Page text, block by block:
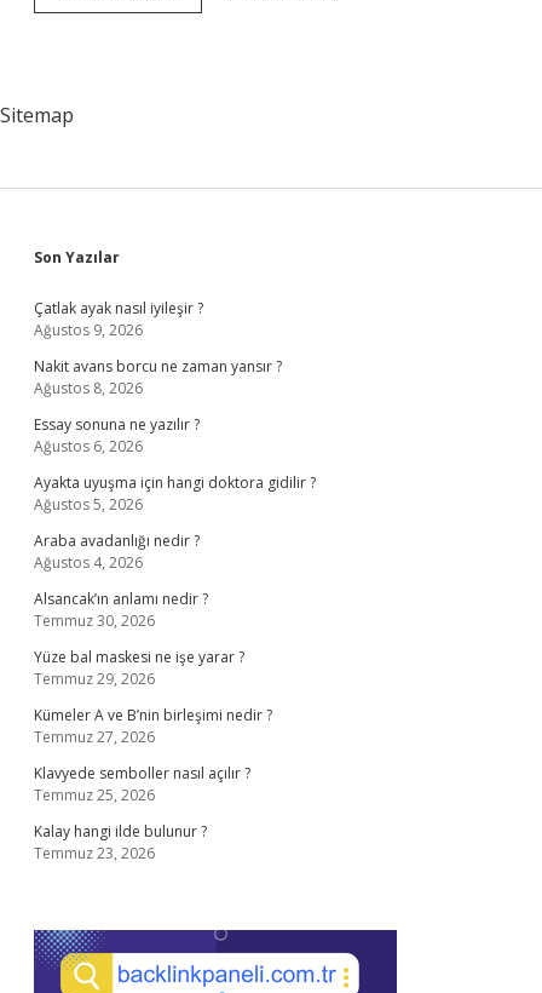
Ne
Sitemap
Sidebar
Son Yazılar
Çatlak ayak nasıl iyileşir ?
Ağustos 9, 2026
Nakit avans borcu ne zaman yansır ?
Ağustos 8, 2026
Essay sonuna ne yazılır ?
Ağustos 6, 2026
Ayakta uyuşma için hangi doktora gidilir ?
Ağustos 5, 2026
Araba avadanlığı nedir ?
Ağustos 4, 2026
Alsancak’ın anlamı nedir ?
Temmuz 30, 2026
Yüze bal maskesi ne işe yarar ?
Temmuz 29, 2026
Kümeler A ve B’nin birleşimi nedir ?
Temmuz 27, 2026
Klavyede semboller nasıl açılır ?
Temmuz 25, 2026
Kalay hangi ilde bulunur ?
Temmuz 23, 2026